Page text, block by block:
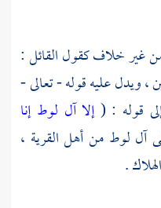
غير خلاف كقول القائل :
، ويدل عليه قوله - تعالى -
قوله : (إلا آل لوط إنا
آل لوط من أهل القرية ،
.